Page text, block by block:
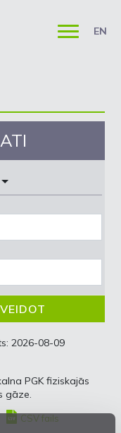
EN
2026-08-09
PGK fiziskajās
gāze.
CSV fails